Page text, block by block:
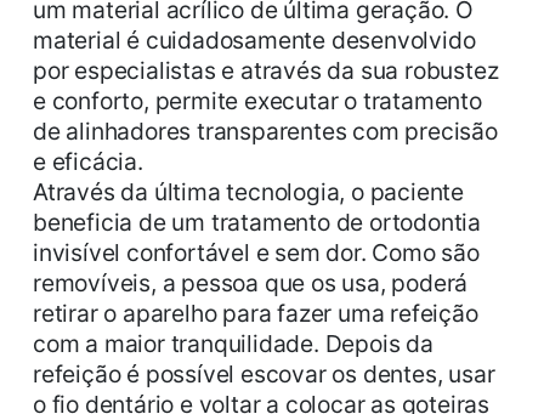
um material acrílico de última geração. O
material é cuidadosamente desenvolvido
por especialistas e através da sua robustez
e conforto, permite executar o tratamento
de alinhadores transparentes com precisão
e eficácia.
Através da última tecnologia, o paciente
beneficia de um tratamento de ortodontia
invisível confortável e sem dor. Como são
removíveis, a pessoa que os usa, poderá
retirar o aparelho para fazer uma refeição
com a maior tranquilidade. Depois da
refeição é possível escovar os dentes, usar
o fio dentário e voltar a colocar as goteiras